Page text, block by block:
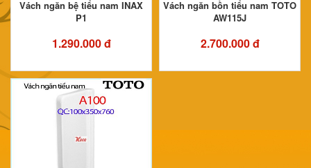
Vách ngăn bệ tiểu nam INAX
P1
1.290.000 đ
Vách ngăn bồn tiểu nam TOTO
AW115J
2.700.000 đ